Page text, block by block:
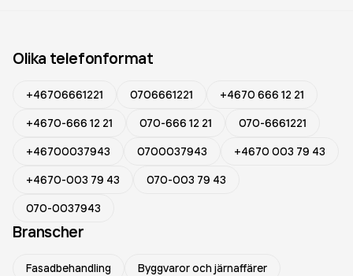
Olika telefonformat
+46706661221 0706661221
+4670 666 12 21
+4670-666 12 21
070-666 12 21
070-6661221
+46700037943
0700037943
+4670 003 79 43
+4670-003 79 43
070-003 79 43
070-0037943
Branscher
Fasadbehandling Byggvaror och järnaffärer